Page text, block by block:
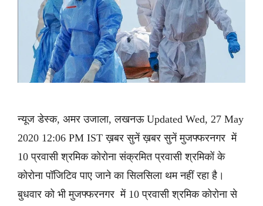
न्यूज डेस्क, अमर उजाला, लखनऊ Updated Wed, 27 May
2020 12:06 PM IST ख़बर सुनें ख़बर सुनें मुजफ्फरनगर में
10 प्रवासी श्रमिक कोरोना संक्रमित प्रवासी श्रमिकों के
कोरोना पॉजिटिव पाए जाने का सिलसिला थम नहीं रहा है।
बुधवार को भी मुजफ्फरनगर में 10 प्रवासी श्रमिक कोरोना से